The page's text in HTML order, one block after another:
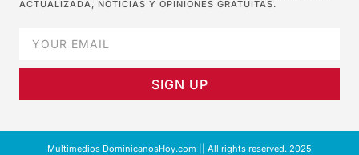
ACTUALIZADA, NOTICIAS Y OPINIONES GRATUITAS.
SIGN UP
Multimedios DominicanosHoy.com || All rights reserved. 2025